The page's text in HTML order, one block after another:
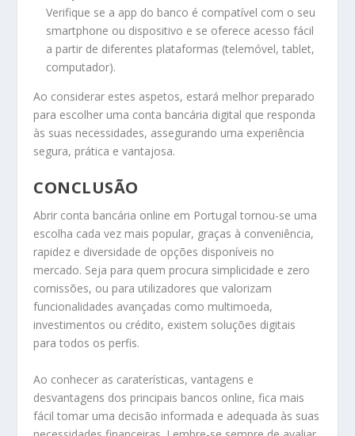
Verifique se a app do banco é compatível com o seu
smartphone ou dispositivo e se oferece acesso fácil
a partir de diferentes plataformas (telemóvel, tablet,
computador).
Ao considerar estes aspetos, estará melhor preparado
para escolher uma conta bancária digital que responda
às suas necessidades, assegurando uma experiência
segura, prática e vantajosa.
CONCLUSÃO
Abrir conta bancária online em Portugal tornou-se uma
escolha cada vez mais popular, graças à conveniência,
rapidez e diversidade de opções disponíveis no
mercado. Seja para quem procura simplicidade e zero
comissões, ou para utilizadores que valorizam
funcionalidades avançadas como multimoeda,
investimentos ou crédito, existem soluções digitais
para todos os perfis.
Ao conhecer as caraterísticas, vantagens e
desvantagens dos principais bancos online, fica mais
fácil tomar uma decisão informada e adequada às suas